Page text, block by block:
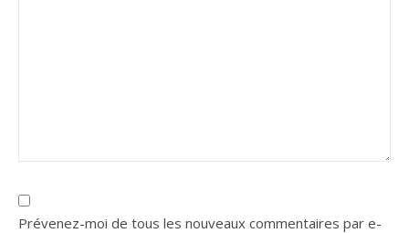
Prévenez-moi de tous les nouveaux commentaires par e-